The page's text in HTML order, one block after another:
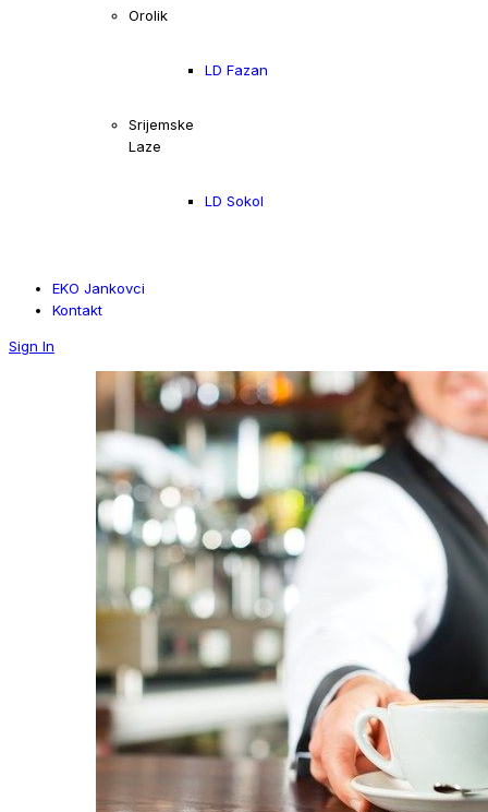
Orolik
LD Fazan
Srijemske
Laze
LD Sokol
EKO Jankovci
Kontakt
Sign In